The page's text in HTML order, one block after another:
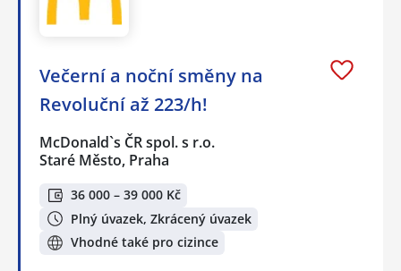
Večerní a noční směny na
Revoluční až 223/h!
McDonald`s ČR spol. s r.o.
Staré Město, Praha
36 000 – 39 000 Kč
Plný úvazek, Zkrácený úvazek
Vhodné také pro cizince